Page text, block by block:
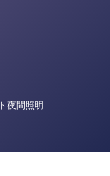
夜間照明